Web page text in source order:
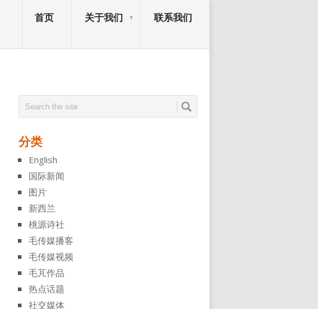
首页 关于我们 联系我们
分类
English
国际新闻
图片
新西兰
桃源诗社
毛传媒播客
毛传媒视频
毛芃作品
热点话题
社交媒体